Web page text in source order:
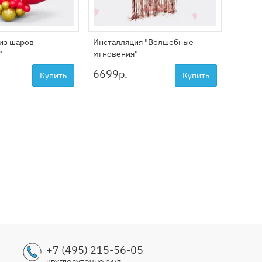
шаров
Купить
Инсталляция "Волшебные
мгновения"
6699р. Купить
+7 (495) 215-56-05